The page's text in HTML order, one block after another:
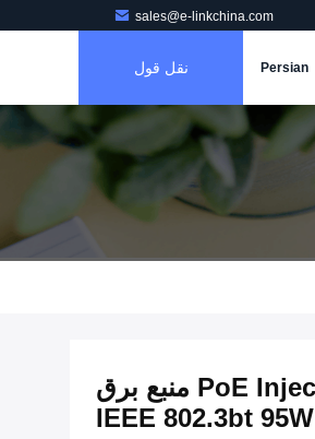
sales@e-linkchina.com
Persian نقل قول
1.25G 2.5G 5G 10G گیگابیت PoE Injector Adapter منبع برق
IEEE 802.3bt 95W